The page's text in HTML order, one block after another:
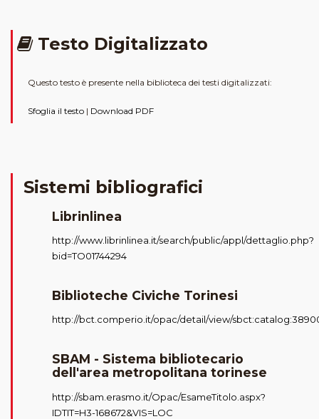
Testo Digitalizzato
Questo testo è presente nella biblioteca dei testi digitalizzati:
Sfoglia il testo | Download PDF
Sistemi bibliografici
Librinlinea
http://www.librinlinea.it/search/public/appl/dettaglio.php?
bid=TO01744294
Biblioteche Civiche Torinesi
http://bct.comperio.it/opac/detail/view/
SBAM - Sistema bibliotecario
dell'area metropolitana torinese
http://sbam.erasmo.it/Opac/EsameTitolo.aspx?
IDTIT=H3-168672&VIS=LOC